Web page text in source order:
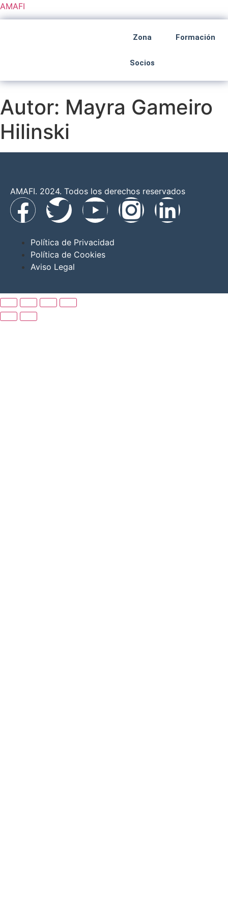
AMAFI
Zona
Socios
Formación
Autor: Mayra Gameiro
Hilinski
AMAFI. 2024. Todos los derechos reservados
Política de Privacidad
Política de Cookies
Aviso Legal